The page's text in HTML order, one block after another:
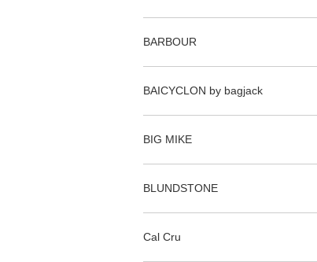
BARBOUR
BAICYCLON by bagjack
BIG MIKE
BLUNDSTONE
Cal Cru